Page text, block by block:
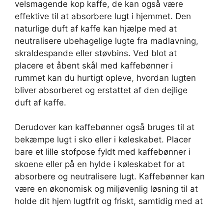
velsmagende kop kaffe, de kan også være
effektive til at absorbere lugt i hjemmet. Den
naturlige duft af kaffe kan hjælpe med at
neutralisere ubehagelige lugte fra madlavning,
skraldespande eller støvbins. Ved blot at
placere et åbent skål med kaffebønner i
rummet kan du hurtigt opleve, hvordan lugten
bliver absorberet og erstattet af den dejlige
duft af kaffe.
Derudover kan kaffebønner også bruges til at
bekæmpe lugt i sko eller i køleskabet. Placer
bare et lille stofpose fyldt med kaffebønner i
skoene eller på en hylde i køleskabet for at
absorbere og neutralisere lugt. Kaffebønner kan
være en økonomisk og miljøvenlig løsning til at
holde dit hjem lugtfrit og friskt, samtidig med at